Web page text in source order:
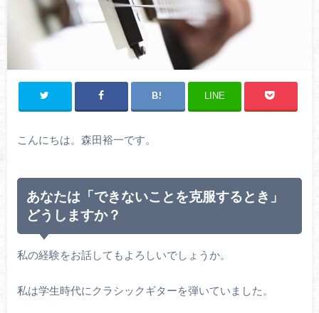
LINE
こんにちは。森田裕一です。
あなたは「できないことを克服するとき」
どうしますか？
私の経験をお話してもよろしいでしょうか。
私は学生時代にクラシックギターを弾いていました。